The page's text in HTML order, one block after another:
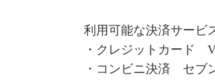
利用可能な決済サービ
・クレジットカード
・コンビニ決済 セブ